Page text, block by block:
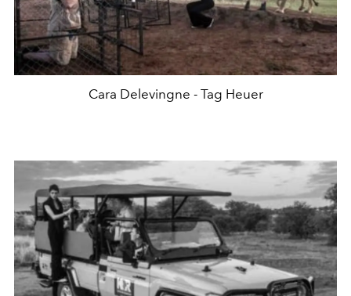
Cara Delevingne - Tag Heuer